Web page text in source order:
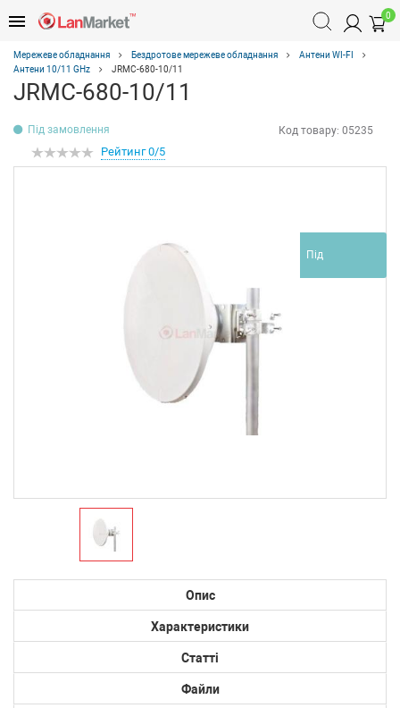
0
Мережеве обладнання Бездротове мережеве обладнання
Антени WI-FI
Антени 10/11 GHz
JRMC-680-10/11
JRMC-680-10/11
Під замовлення Код товару: 05235
Рейтинг 0/5
Під
Опис
Характеристики
Статті
Файли